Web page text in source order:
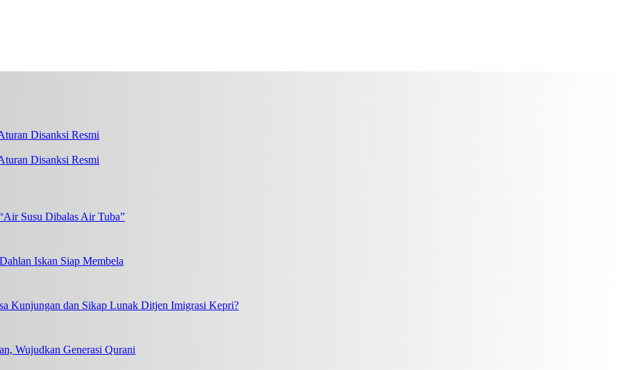
Disanksi Resmi
Susu Dibalas Air Tuba”
Iskan Siap Membela
Kunjungan dan Sikap Lunak Ditjen Imigrasi Kepri?
Wujudkan Generasi Qurani